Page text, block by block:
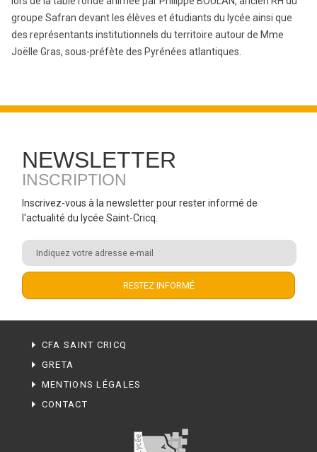
groupe Safran devant les élèves et étudiants du lycée ainsi que
des représentants institutionnels du territoire autour de Mme
Joëlle Gras, sous-préfète des Pyrénées atlantiques.
NEWSLETTER
INSCRIPTION
Inscrivez-vous à la newsletter pour rester informé de
l'actualité du lycée Saint-Cricq.
CFA SAINT CRICQ
GRETA
MENTIONS LÉGALES
CONTACT